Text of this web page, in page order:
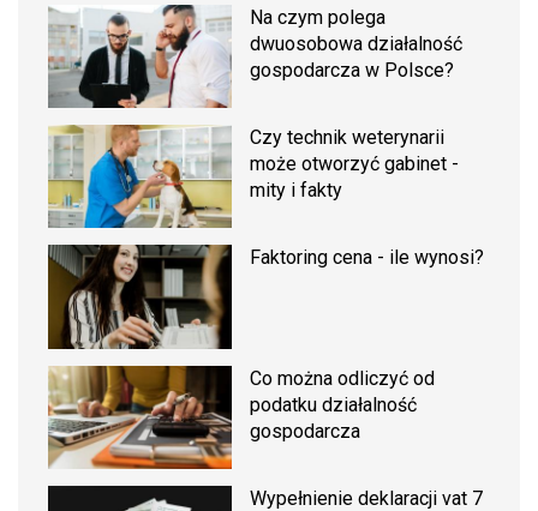
Na czym polega
dwuosobowa działalność
gospodarcza w Polsce?
Czy technik weterynarii
może otworzyć gabinet -
mity i fakty
Faktoring cena - ile wynosi?
Co można odliczyć od
podatku działalność
gospodarcza
Wypełnienie deklaracji vat 7